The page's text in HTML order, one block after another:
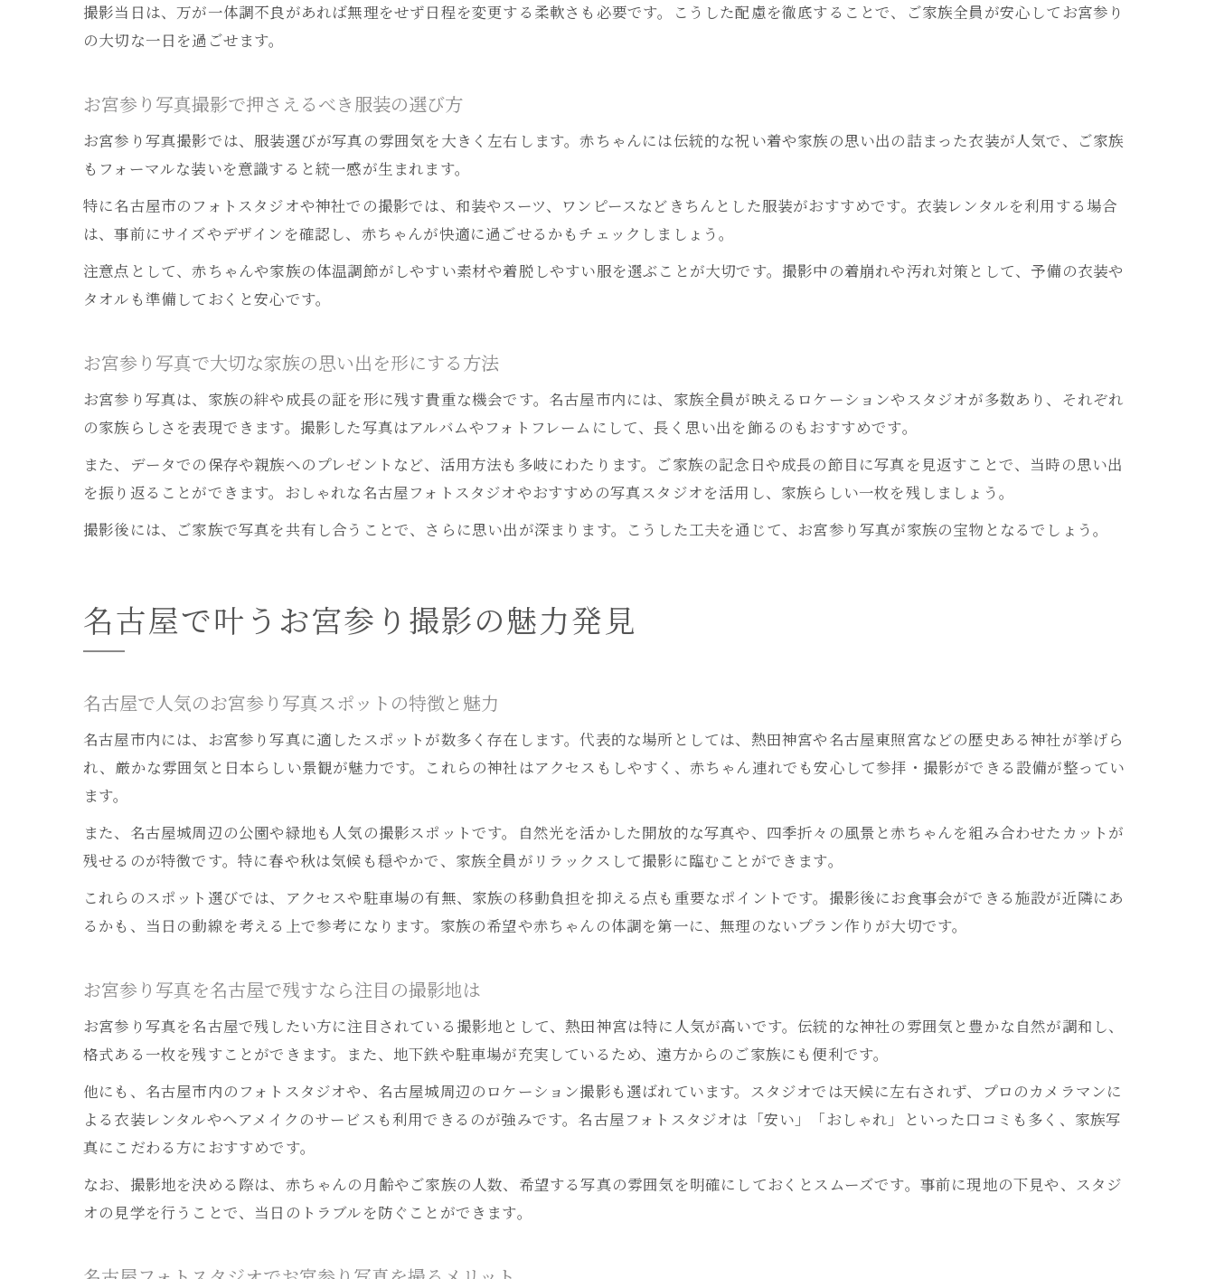
名古屋でお宮参り写真を家族全員で楽しむポイント
名古屋で人気のお宮参り写真スタジオ活用のコツ
撮影当日は、万が一体調不良があれば無理をせず日程を変更する柔軟さも必要です。こうした配慮を徹底することで、ご家族全員が安心してお宮参り
の大切な一日を過ごせます。
お宮参り写真撮影で押さえるべき服装の選び方
お宮参り写真撮影では、服装選びが写真の雰囲気を大きく左右します。赤ちゃんには伝統的な祝い着や家族の思い出の詰まった衣装が人気で、ご家族
もフォーマルな装いを意識すると統一感が生まれます。
特に名古屋市のフォトスタジオや神社での撮影では、和装やスーツ、ワンピースなどきちんとした服装がおすすめです。衣装レンタルを利用する場合
は、事前にサイズやデザインを確認し、赤ちゃんが快適に過ごせるかもチェックしましょう。
注意点として、赤ちゃんや家族の体温調節がしやすい素材や着脱しやすい服を選ぶことが大切です。撮影中の着崩れや汚れ対策として、予備の衣装や
タオルも準備しておくと安心です。
お宮参り写真で大切な家族の思い出を形にする方法
お宮参り写真は、家族の絆や成長の証を形に残す貴重な機会です。名古屋市内には、家族全員が映えるロケーションやスタジオが多数あり、それぞれ
の家族らしさを表現できます。撮影した写真はアルバムやフォトフレームにして、長く思い出を飾るのもおすすめです。
また、データでの保存や親族へのプレゼントなど、活用方法も多岐にわたります。ご家族の記念日や成長の節目に写真を見返すことで、当時の思い出
を振り返ることができます。おしゃれな名古屋フォトスタジオやおすすめの写真スタジオを活用し、家族らしい一枚を残しましょう。
撮影後には、ご家族で写真を共有し合うことで、さらに思い出が深まります。こうした工夫を通じて、お宮参り写真が家族の宝物となるでしょう。
名古屋で叶うお宮参り撮影の魅力発見
名古屋で人気のお宮参り写真スポットの特徴と魅力
名古屋市内には、お宮参り写真に適したスポットが数多く存在します。代表的な場所としては、熱田神宮や名古屋東照宮などの歴史ある神社が挙げら
れ、厳かな雰囲気と日本らしい景観が魅力です。これらの神社はアクセスもしやすく、赤ちゃん連れでも安心して参拝・撮影ができる設備が整ってい
ます。
また、名古屋城周辺の公園や緑地も人気の撮影スポットです。自然光を活かした開放的な写真や、四季折々の風景と赤ちゃんを組み合わせたカットが
残せるのが特徴です。特に春や秋は気候も穏やかで、家族全員がリラックスして撮影に臨むことができます。
これらのスポット選びでは、アクセスや駐車場の有無、家族の移動負担を抑える点も重要なポイントです。撮影後にお食事会ができる施設が近隣にあ
るかも、当日の動線を考える上で参考になります。家族の希望や赤ちゃんの体調を第一に、無理のないプラン作りが大切です。
お宮参り写真を名古屋で残すなら注目の撮影地は
お宮参り写真を名古屋で残したい方に注目されている撮影地として、熱田神宮は特に人気が高いです。伝統的な神社の雰囲気と豊かな自然が調和し、
格式ある一枚を残すことができます。また、地下鉄や駐車場が充実しているため、遠方からのご家族にも便利です。
他にも、名古屋市内のフォトスタジオや、名古屋城周辺のロケーション撮影も選ばれています。スタジオでは天候に左右されず、プロのカメラマンに
よる衣装レンタルやヘアメイクのサービスも利用できるのが強みです。名古屋フォトスタジオは「安い」「おしゃれ」といった口コミも多く、家族写
真にこだわる方におすすめです。
なお、撮影地を決める際は、赤ちゃんの月齢やご家族の人数、希望する写真の雰囲気を明確にしておくとスムーズです。事前に現地の下見や、スタジ
オの見学を行うことで、当日のトラブルを防ぐことができます。